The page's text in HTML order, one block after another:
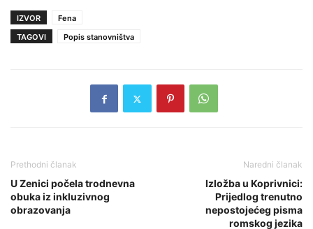
IZVOR
Fena
TAGOVI
Popis stanovništva
Prethodni članak
U Zenici počela trodnevna
obuka iz inkluzivnog
obrazovanja
Naredni članak
Izložba u Koprivnici:
Prijedlog trenutno
nepostojećeg pisma
romskog jezika